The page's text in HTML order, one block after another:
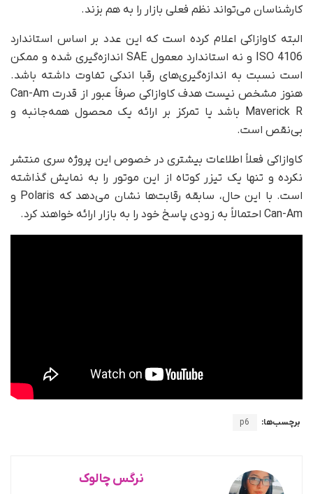
کارشناسان می‌تواند نظم فعلی بازار را به هم بزند.
البته کاوازاکی اعلام کرده است که این عدد بر اساس استاندارد
ISO 4106 و نه استاندارد معمول SAE اندازه‌گیری شده و ممکن
است نسبت به اندازه‌گیری‌های رقبا اندکی تفاوت داشته باشد.
هنوز مشخص نیست هدف کاوازاکی صرفاً عبور از قدرت Can-Am
Maverick R باشد یا تمرکز بر ارائه یک محصول همه‌جانبه و
بی‌نقص است.
کاوازاکی فعلاً اطلاعات بیشتری در خصوص این پروژه سری منتشر
نکرده و تنها یک تیزر کوتاه از این موتور را به نمایش گذاشته
است. با این حال، سابقه رقابت‌ها نشان می‌دهد که Polaris و
Can-Am احتمالاً به زودی پاسخ خود را به بازار ارائه خواهند کرد.
برچسب‌ها: p6
نرگس چالوک